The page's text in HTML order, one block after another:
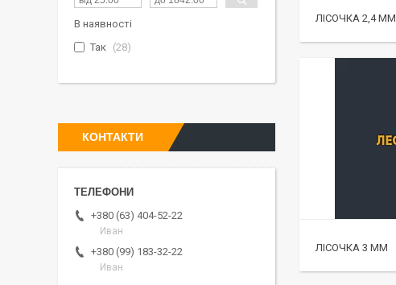
ЛІСОЧКА 2,4 ММ
ЛІСОЧКА 3 ММ
В наявності
Так
28
КОНТАКТИ
+380 (63) 404-52-22
Иван
+380 (99) 183-32-22
Иван